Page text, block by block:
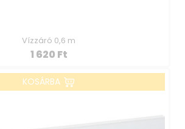
Vízzáró 0,6 m
1 620 Ft
KOSÁRBA